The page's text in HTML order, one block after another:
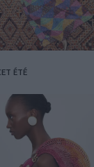
ÉTÉ